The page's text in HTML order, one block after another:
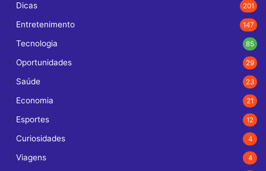
Dicas 201
Entretenimento 147
Tecnologia 85
Oportunidades 29
Saúde 23
Economia 21
Esportes 12
Curiosidades 4
Viagens 4